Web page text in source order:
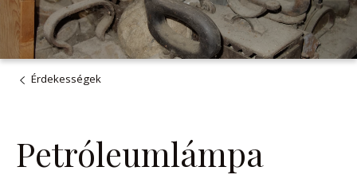
Érdekességek
Petróleumlámpa